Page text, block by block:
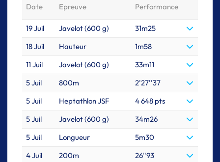
Date Epreuve Performance
19 Juil Javelot (600 g)
31m25
18 Juil
Hauteur
1m58
11 Juil
Javelot (600 g)
33m11
5 Juil
800m
2'27''37
5 Juil
Heptathlon JSF
4 648 pts
5 Juil
Javelot (600 g)
34m26
5 Juil
Longueur
5m30
4 Juil
200m
26''93